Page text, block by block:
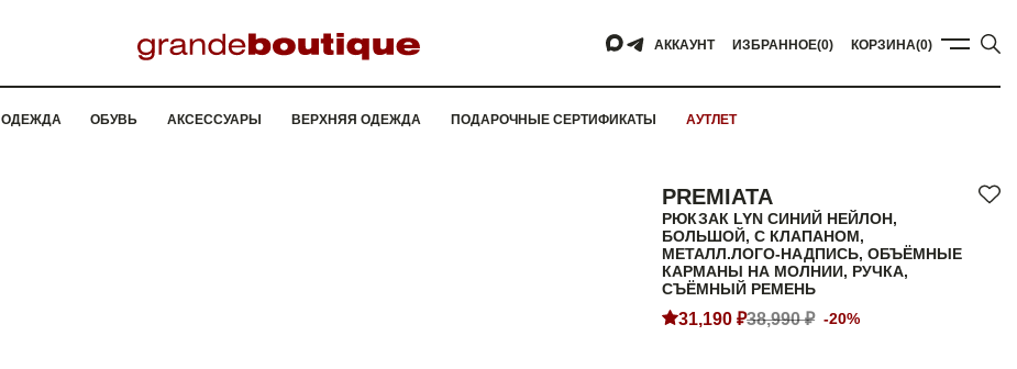
АККАУНТ ИЗБРАННОЕ(0) КОРЗИНА(0)
ОДЕЖДА ОБУВЬ АКСЕССУАРЫ ВЕРХНЯЯ ОДЕЖДА ПОДАРОЧНЫЕ СЕРТИФИКАТЫ АУТЛЕТ
PREMIATA
РЮКЗАК LYN СИНИЙ НЕЙЛОН,
БОЛЬШОЙ, С КЛАПАНОМ,
МЕТАЛЛ.ЛОГО-НАДПИСЬ, ОБЪЁМНЫЕ
КАРМАНЫ НА МОЛНИИ, РУЧКА,
СЪЁМНЫЙ РЕМЕНЬ
31,190 ₽38,990 ₽ -20%